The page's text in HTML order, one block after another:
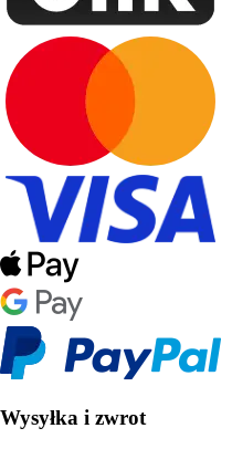
Wysyłka i zwrot